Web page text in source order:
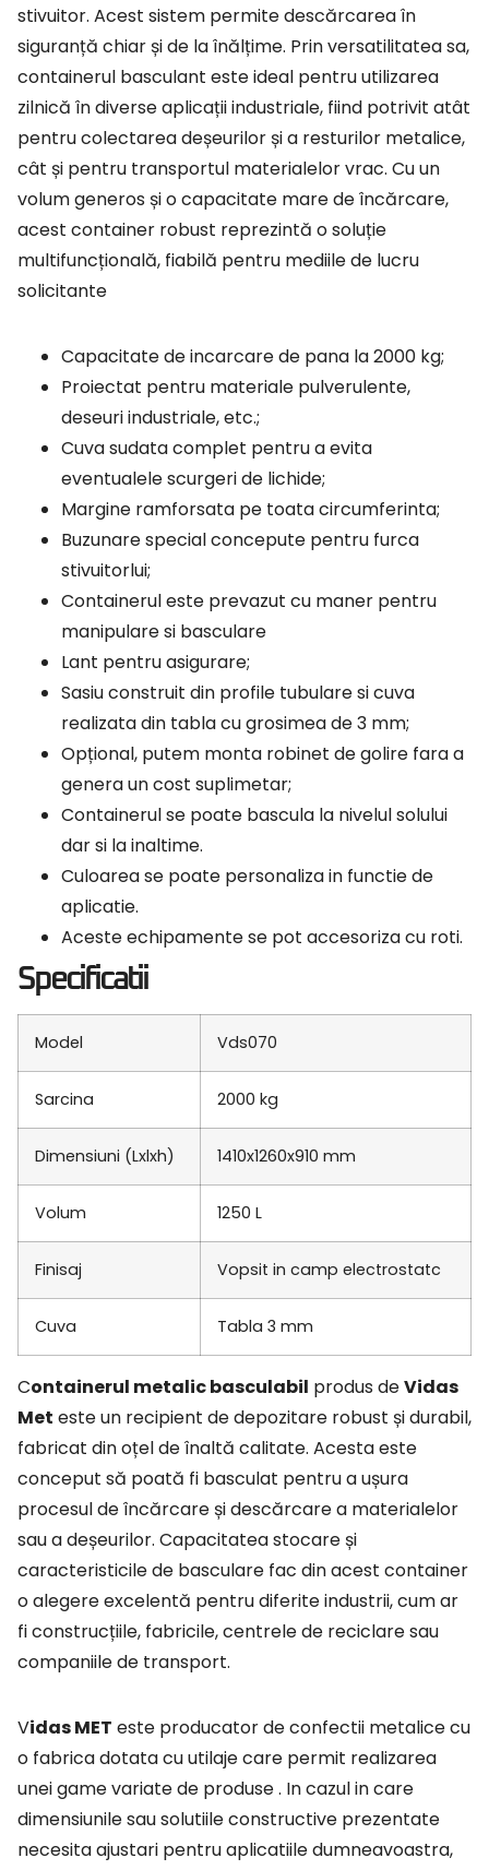
stivuitor. Acest sistem permite descărcarea în
siguranță chiar și de la înălțime. Prin versatilitatea sa,
containerul basculant este ideal pentru utilizarea
zilnică în diverse aplicații industriale, fiind potrivit atât
pentru colectarea deșeurilor și a resturilor metalice,
cât și pentru transportul materialelor vrac. Cu un
volum generos și o capacitate mare de încărcare,
acest container robust reprezintă o soluție
multifuncțională, fiabilă pentru mediile de lucru
solicitante
Capacitate de incarcare de pana la 2000 kg;
Proiectat pentru materiale pulverulente,
deseuri industriale, etc.;
Cuva sudata complet pentru a evita
eventualele scurgeri de lichide;
Margine ramforsata pe toata circumferinta;
Buzunare special concepute pentru furca
stivuitorlui;
Containerul este prevazut cu maner pentru
manipulare si basculare
Lant pentru asigurare;
Sasiu construit din profile tubulare si cuva
realizata din tabla cu grosimea de 3 mm;
Opțional, putem monta robinet de golire fara a
genera un cost suplimetar;
Containerul se poate bascula la nivelul solului
dar si la inaltime.
Culoarea se poate personaliza in functie de
aplicatie.
Aceste echipamente se pot accesoriza cu roti.
Specificatii
Model Vds070
Sarcina 2000 kg
Dimensiuni (Lxlxh) 1410x1260x910 mm
Volum 1250 L
Finisaj Vopsit in camp electrostatc
Cuva Tabla 3 mm
Containerul metalic basculabil produs deVidas
Met este un recipient de depozitare robust și durabil,
fabricat din oțel de înaltă calitate. Acesta este
conceput să poată fi basculat pentru a ușura
procesul de încărcare și descărcare a materialelor
sau a deșeurilor. Capacitatea stocare și
caracteristicile de basculare fac din acest container
o alegere excelentă pentru diferite industrii, cum ar
fi construcțiile, fabricile, centrele de reciclare sau
companiile de transport.
Vidas MET este producator de confectii metalice cu
o fabrica dotata cu utilaje care permit realizarea
unei game variate de produse . In cazul in care
dimensiunile sau solutiileconstructive prezentate
necesita ajustari pentru aplicatiile dumneavoastra,